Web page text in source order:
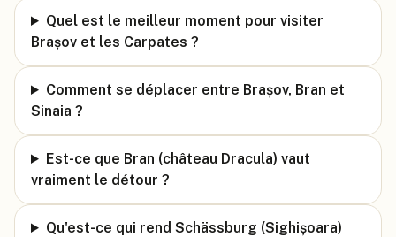
Quel est le meilleur moment pour visiter
Brașov et les Carpates ?
Comment se déplacer entre Brașov, Bran et
Sinaia ?
Est-ce que Bran (château Dracula) vaut
vraiment le détour ?
Qu'est-ce qui rend Schässburg (Sighișoara)